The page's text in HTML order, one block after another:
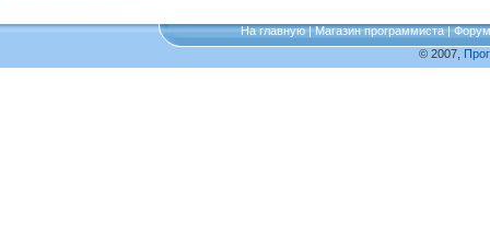
На главную|Магазин программиста|Форум
© 2007,